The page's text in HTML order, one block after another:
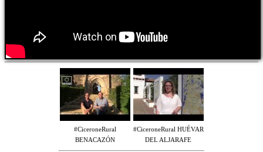
#CiceroneRural
BENACAZÓN
#CiceroneRural HUÉVAR
DEL ALJARAFE